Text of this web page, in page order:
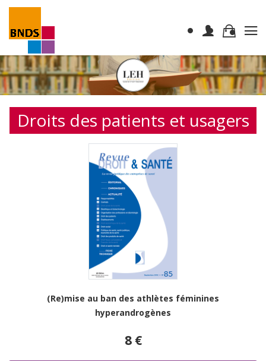
Droits des patients et usagers
(Re)mise au ban des athlètes féminines
hyperandrogènes
8 €